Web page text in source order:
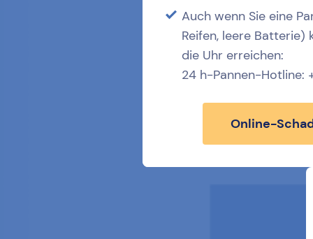
Auch wenn Sie eine
Reifen, leere Batterie)
die Uhr erreichen:
24 h-Pannen-Hotline:
Online-